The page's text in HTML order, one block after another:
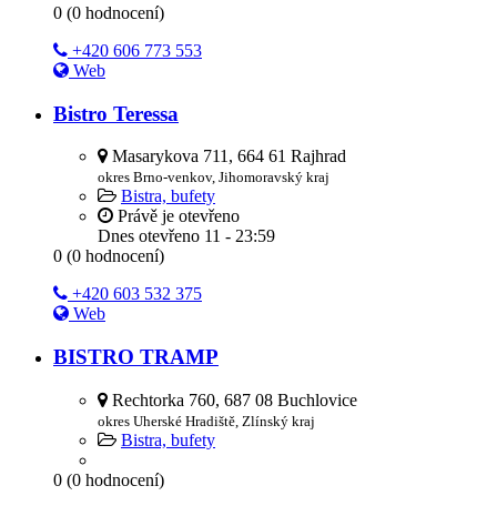
0 (0 hodnocení)
+420 606 773 553
Web
Bistro Teressa
Masarykova 711, 664 61 Rajhrad
okres Brno-venkov, Jihomoravský kraj
Bistra, bufety
Právě je otevřeno
Dnes otevřeno 11 - 23:59
0 (0 hodnocení)
+420 603 532 375
Web
BISTRO TRAMP
Rechtorka 760, 687 08 Buchlovice
okres Uherské Hradiště, Zlínský kraj
Bistra, bufety
0 (0 hodnocení)